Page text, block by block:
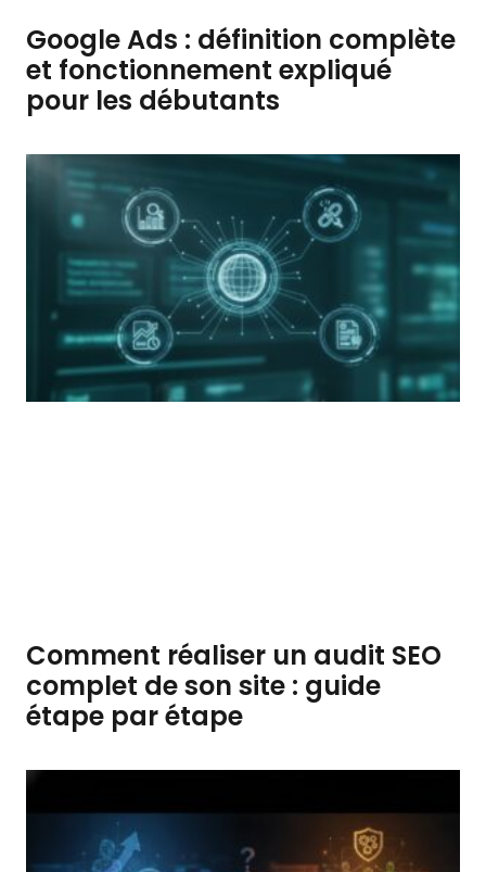
Google Ads : définition complète
et fonctionnement expliqué
pour les débutants
Comment réaliser un audit SEO
complet de son site : guide
étape par étape